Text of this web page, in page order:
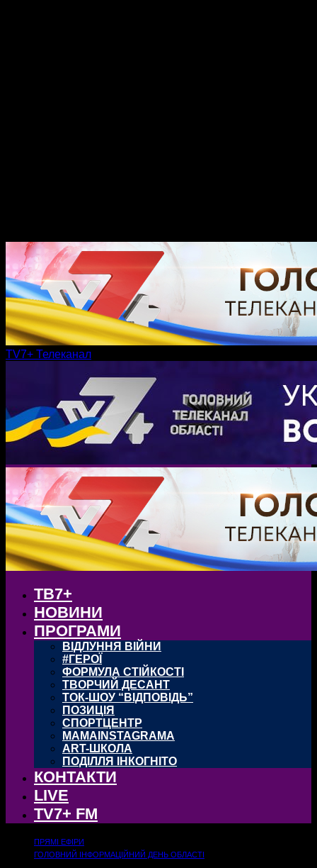
TV7+ Телеканал
ТВ7+
НОВИНИ
ПРОГРАМИ
ВІДЛУННЯ ВІЙНИ
#ГЕРОЇ
ФОРМУЛА СТІЙКОСТІ
ТВОРЧИЙ ДЕСАНТ
ТОК-ШОУ “ВІДПОВІДЬ”
ПОЗИЦІЯ
СПОРТЦЕНТР
MAMAINSTAGRAMA
ART-ШКОЛА
ПОДІЛЛЯ ІНКОГНІТО
КОНТАКТИ
LIVE
TV7+ FM
ПРЯМІ ЕФІРИ
ГОЛОВНИЙ ІНФОРМАЦІЙНИЙ ДЕНЬ ОБЛАСТІ